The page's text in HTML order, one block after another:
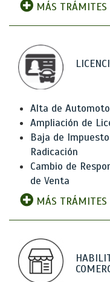
MÁS TRÁMITES
Alta de
Ampliación de
Baja de
Radicación
Cambio de
de Venta
MÁS TRÁMITES